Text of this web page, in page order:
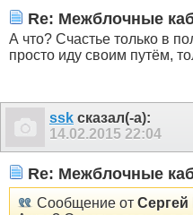
Re: Межблочные
А что? Счастье только в
просто иду своим путём,
ssk сказал(-а):
14.02.2015 22:04
Re: Межблочные
Сообщение от